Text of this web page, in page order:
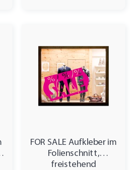
FOR SALE Aufkleber im
Folienschnitt,
freistehend